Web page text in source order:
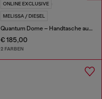
ONLINE EXCLUSIVE
MELISSA / DIESEL
Quantum Dome – Handtasche aus Melflex®
€ 185,00
2 FARBEN